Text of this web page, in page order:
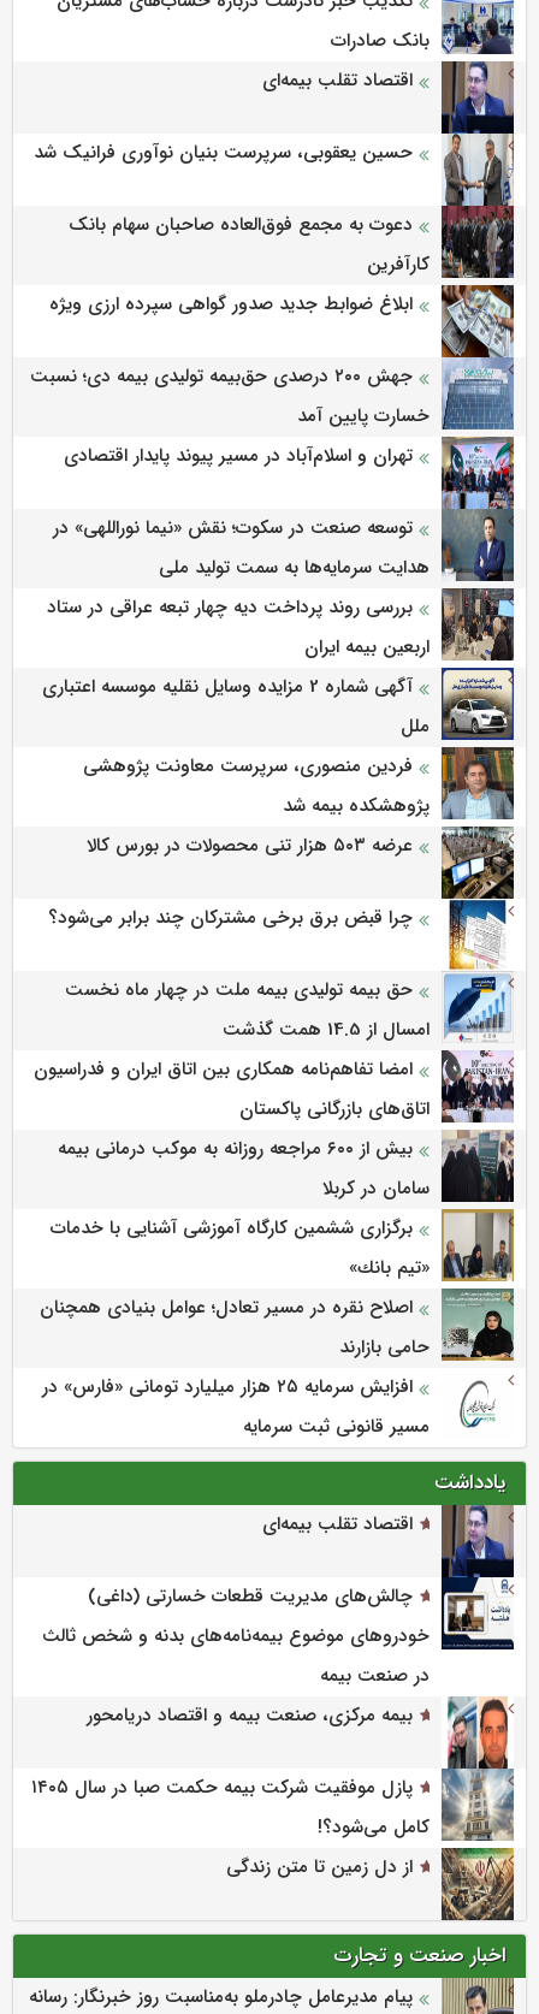
بانک صادرات
اقتصاد تقلب بیمه‌ای
حسین یعقوبی، سرپرست بنیان نوآوری فرانیک شد
دعوت به مجمع فوق‌العاده صاحبان سهام بانک
کارآفرین
ابلاغ ضوابط جدید صدور گواهی سپرده ارزی ویژه
جهش ۲۰۰ درصدی حق‌بیمه تولیدی بیمه دی؛ نسبت
خسارت پایین آمد
تهران و اسلام‌آباد در مسیر پیوند پایدار اقتصادی
توسعه صنعت در سکوت؛ نقش «نیما نوراللهی» در
هدایت سرمایه‌ها به سمت تولید ملی
بررسی روند پرداخت دیه چهار تبعه عراقی در ستاد
اربعین بیمه ایران
آگهی شماره 2 مزایده وسایل نقلیه موسسه اعتباری
ملل
فردین منصوری، سرپرست معاونت پژوهشی
پژوهشكده بیمه شد
عرضه ۵۰۳ هزار تنی محصولات در بورس کالا
چرا قبض برق برخی مشترکان چند برابر می‌شود؟
حق بیمه تولیدی بیمه ملت در چهار ماه نخست
امسال از 14.5 همت گذشت
امضا تفاهم‌نامه همکاری بین اتاق ایران و فدراسیون
اتاق‌های بازرگانی پاکستان
بیش از ۶۰۰ مراجعه روزانه به موکب درمانی بیمه
سامان در کربلا
برگزاری ششمین كارگاه آموزشی آشنایی با خدمات
«تیم بانك»
اصلاح نقره در مسیر تعادل؛ عوامل بنیادی همچنان
حامی بازارند
افزایش سرمایه ۲۵ هزار میلیارد تومانی «فارس» در
مسیر قانونی ثبت سرمایه
یادداشت
اقتصاد تقلب بیمه‌ای
چالش‌های مدیریت قطعات خسارتی (داغی)
خودروهای موضوع بیمه‌نامه‌های بدنه و شخص ثالث
در صنعت بیمه
بیمه مرکزی، صنعت بیمه و اقتصاد دریامحور
پازل موفقیت شرکت بیمه حکمت صبا در سال ۱۴۰۵
کامل می‌شود؟!
از دل زمین تا متن زندگی
اخبار صنعت و تجارت
پیام مدیرعامل چادرملو به‌مناسبت روز خبرنگار: رسانه